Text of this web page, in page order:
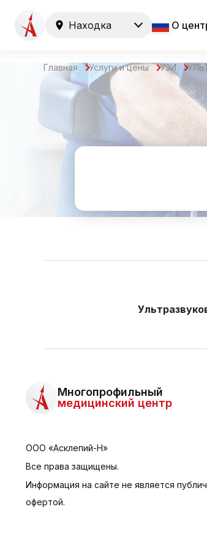
Находка О
Главная Услуги и цены УЗИ
Многопрофильный
медицинский центр
ООО «Асклепий-Н»
Все права защищены.
Информация на сайте не является
офертой.